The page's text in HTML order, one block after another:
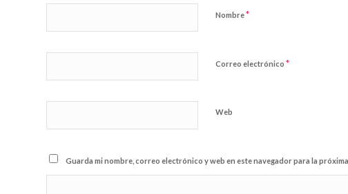
Nombre*
Correo electrónico *
Web
Guarda mi nombre, correo electrónico y web en este navegador para la